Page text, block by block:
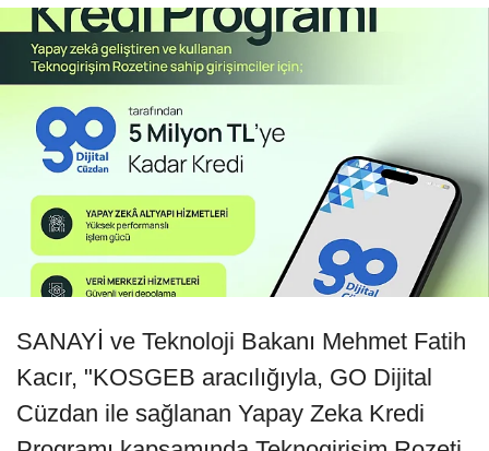
SANAYİ ve Teknoloji Bakanı Mehmet Fatih
Kacır, "KOSGEB aracılığıyla, GO Dijital
Cüzdan ile sağlanan Yapay Zeka Kredi